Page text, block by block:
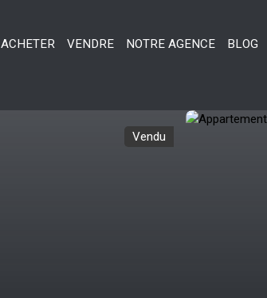
ACHETER VENDRE NOTRE AGENCE BLOG
Vendu